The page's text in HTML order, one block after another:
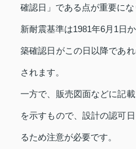
確認日」である点が重要にな
新耐震基準は1981年6月1日
築確認日がこの日以降であ
されます。
一方で、販売図面などに記
を示すもので、設計の認可
るため注意が必要です。